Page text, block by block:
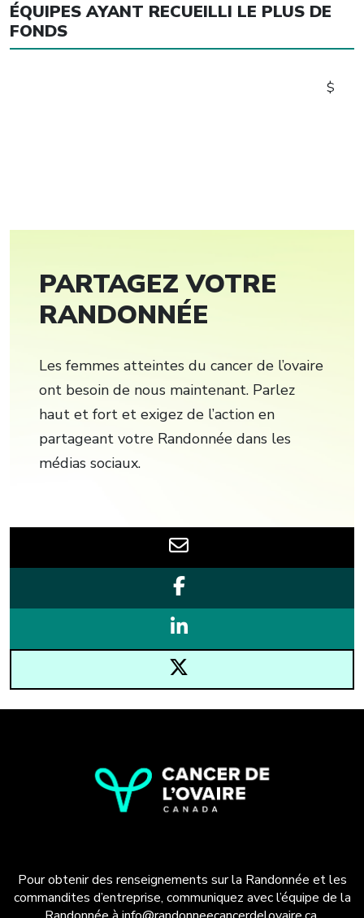
ÉQUIPES AYANT RECUEILLI LE PLUS DE
FONDS
$
PARTAGEZ VOTRE
RANDONNÉE
Les femmes atteintes du cancer de l’ovaire
ont besoin de nous maintenant. Parlez
haut et fort et exigez de l’action en
partageant votre Randonnée dans les
médias sociaux.
Pour obtenir des renseignements sur la Randonnée et les
commandites d’entreprise, communiquez avec l’équipe de la